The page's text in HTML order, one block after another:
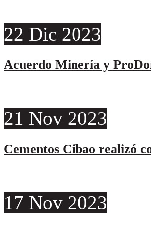
22 Dic 2023
Acuerdo Minería y
21 Nov 2023
Cementos Cibao realizó
17 Nov 2023